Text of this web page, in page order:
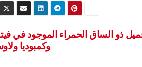
ذو الساق الحمراء الموجود في
وكمبوديا